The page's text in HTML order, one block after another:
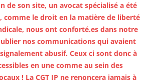
de son site, un avocat spécialisé a été
comme le droit en la matière de liberté
nous ont conforté.es dans notre
nos communications qui avaient
abusif. Ceux ci sont donc à
en une comme au sein des
! La CGT IP ne renoncera jamais à